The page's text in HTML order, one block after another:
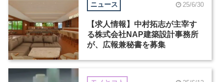
ニュース 25/6/30
【求人情報】中村拓志が主宰す
る株式会社NAP建築設計事務所
が、広報兼秘書を募集